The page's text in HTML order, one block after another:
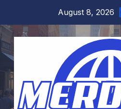
content
August 8, 2026